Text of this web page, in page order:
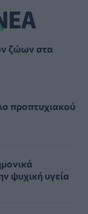
ζώων στα
προπτυχιακού
ψυχική υγεία